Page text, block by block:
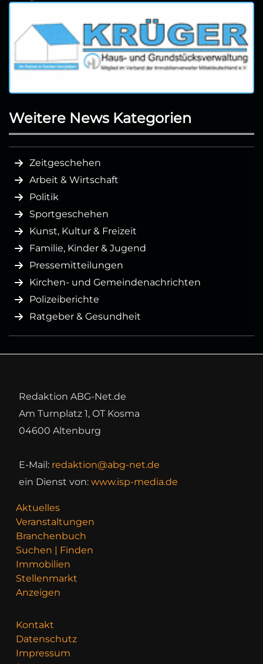
Weitere News Kategorien
Zeitgeschehen
Arbeit & Wirtschaft
Politik
Sportgeschehen
Kunst, Kultur & Freizeit
Familie, Kinder & Jugend
Pressemitteilungen
Kirchen- und Gemeindenachrichten
Polizeiberichte
Ratgeber & Gesundheit
Redaktion ABG-Net.de
Am Turnplatz 1, OT Kosma
04600 Altenburg
E-Mail: redaktion@abg-net.de
ein Dienst von: www.isp-media.de
Aktuelles
Veranstaltungen
Branchenbuch
Suchen | Finden
Immobilien
Stellenmarkt
Anzeigen
Kontakt
Datenschutz
Impressum